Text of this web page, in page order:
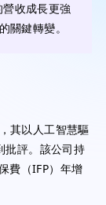
收成長更強
關鍵轉變。
其以人工智慧驅
批評。該公司持
費（IFP）年增